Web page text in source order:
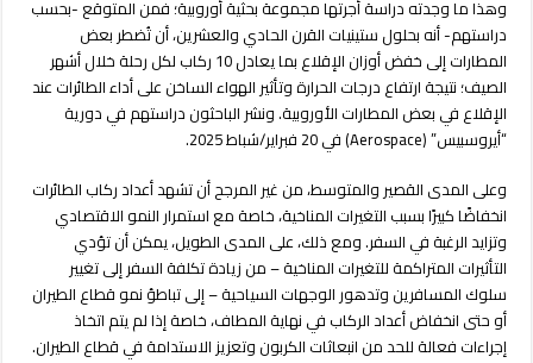
وهذا ما وجدته دراسة أجرتها مجموعة بحثية أوروبية؛ فمن المتوقع -بحسب
دراستهم- أنه بحلول ستينيات القرن الحادي والعشرين، أن تُضطر بعض
المطارات إلى خفض أوزان الإقلاع بما يعادل 10 ركاب لكل رحلة خلال أشهر
الصيف؛ نتيجة ارتفاع درجات الحرارة وتأثير الهواء الساخن على أداء الطائرات عند
الإقلاع في بعض المطارات الأوروبية. ونشر الباحثون دراستهم في دورية
“أيروسبيس” (Aerospace) في 20 فبراير/شباط 2025.
وعلى المدى القصير والمتوسط، من غير المرجح أن تشهد أعداد ركاب الطائرات
انخفاضًا كبيرًا بسبب التغيرات المناخية، خاصة مع استمرار النمو الاقتصادي
وتزايد الرغبة في السفر. ومع ذلك، على المدى الطويل، يمكن أن تؤدي
التأثيرات المتراكمة للتغيرات المناخية – من زيادة تكلفة السفر إلى تغيير
سلوك المسافرين وتدهور الوجهات السياحية – إلى تباطؤ نمو قطاع الطيران
أو حتى انخفاض أعداد الركاب في نهاية المطاف، خاصة إذا لم يتم اتخاذ
إجراءات فعالة للحد من انبعاثات الكربون وتعزيز الاستدامة في قطاع الطيران.